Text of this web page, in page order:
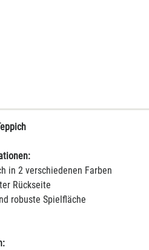
in 2 verschiedenen Farben
Rückseite
robuste Spielfläche